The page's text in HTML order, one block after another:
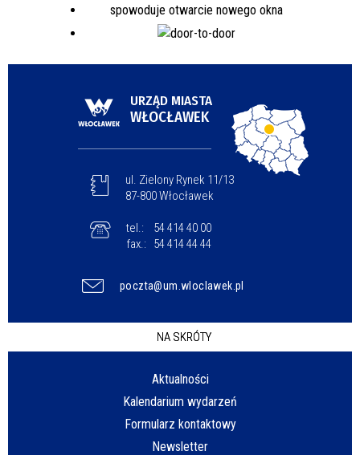
URZĄD MIASTA
WŁOCŁAWEK
ul. Zielony Rynek 11/13
87-800 Włocławek
tel.:
54 414 40 00
fax.:
54 414 44 44
poczta@um.wloclawek.pl
NA SKRÓTY
Aktualności
Kalendarium wydarzeń
Formularz kontaktowy
Newsletter